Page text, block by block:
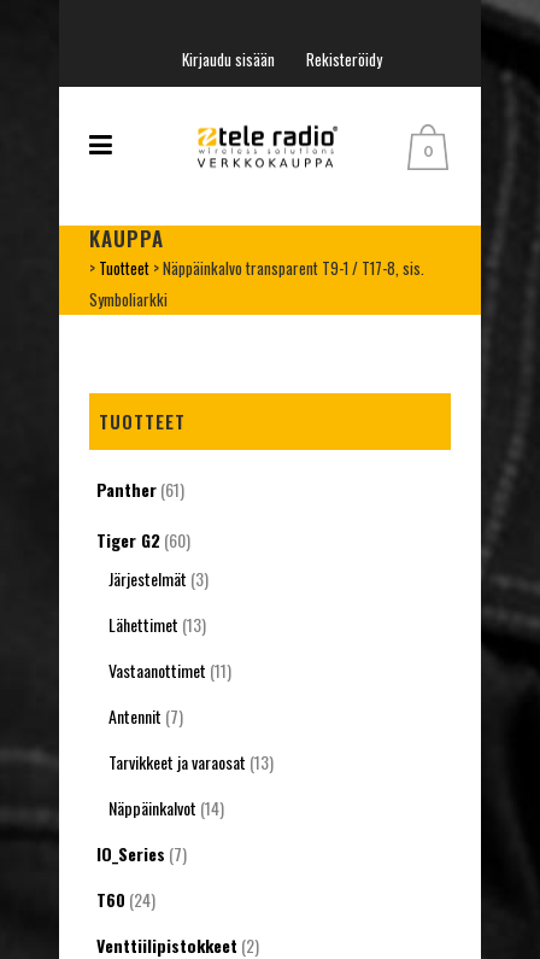
Kirjaudu sisään Rekisteröidy
0
KAUPPA
> Tuotteet >Näppäinkalvo transparent T9-1 / T17-8, sis.
Symboliarkki
TUOTTEET
Panther(61)
Tiger G2(60)
Järjestelmät (3)
Lähettimet (13)
Vastaanottimet (11)
Antennit (7)
Tarvikkeet ja varaosat (13)
Näppäinkalvot (14)
IO_Series (7)
T60 (24)
Venttiilipistokkeet (2)